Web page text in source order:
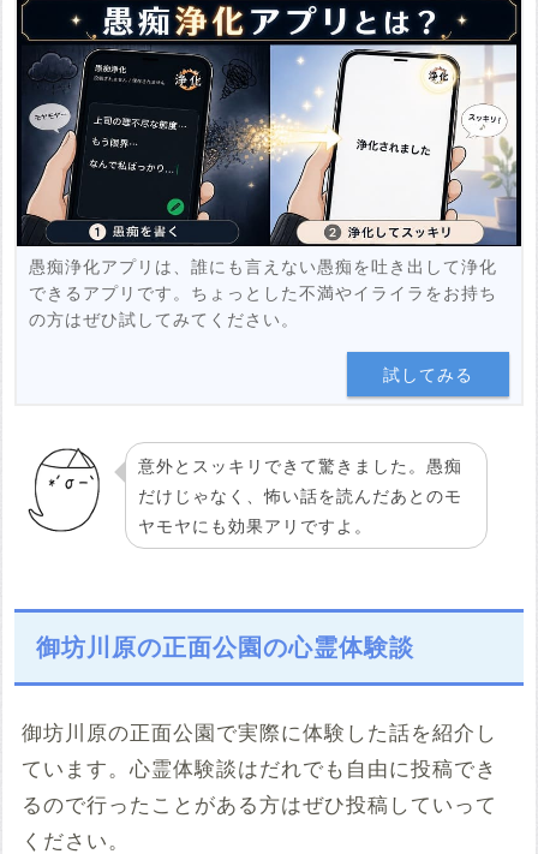
例：https://www.youtube.com/watch?v=***********
例：https://youtu.be/***********
投稿する
愚痴浄化アプリは、誰にも言えない愚痴を吐き出して浄化
できるアプリです。ちょっとした不満やイライラをお持ち
の方はぜひ試してみてください。
試してみる
意外とスッキリできて驚きました。愚痴
だけじゃなく、怖い話を読んだあとのモ
ヤモヤにも効果アリですよ。
御坊川原の正面公園の心霊体験談
御坊川原の正面公園で実際に体験した話を紹介し
ています。心霊体験談はだれでも自由に投稿でき
るので行ったことがある方はぜひ投稿していって
ください。